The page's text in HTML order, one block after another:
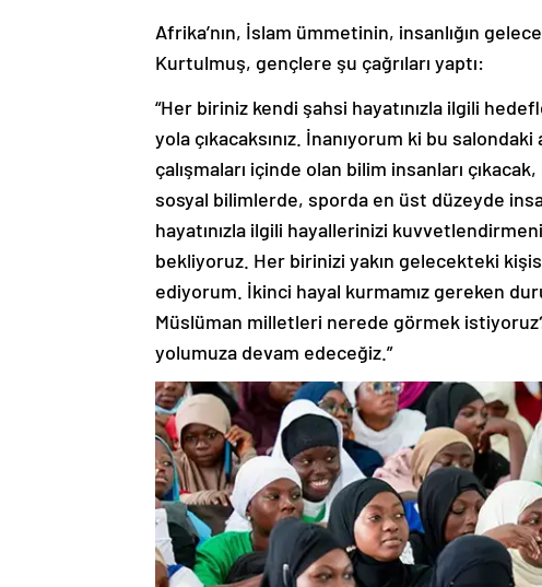
Afrika’nın, İslam ümmetinin, insanlığın
Kurtulmuş, gençlere şu çağrıları yaptı:
“Her biriniz kendi şahsi hayatınızla ilgili
yola çıkacaksınız. İnanıyorum ki bu
çalışmaları içinde olan bilim insanları
sosyal bilimlerde, sporda en üst düzeyde
hayatınızla ilgili hayallerinizi
bekliyoruz. Her birinizi yakın gelecekteki
ediyorum. İkinci hayal kurmamız gereken
Müslüman milletleri nerede görmek
yolumuza devam edeceğiz.”